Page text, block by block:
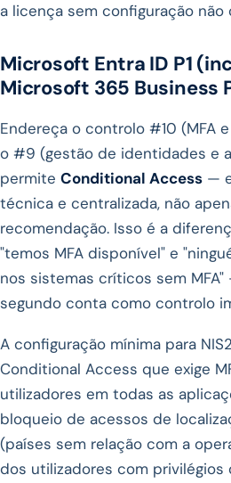
a licença sem configuração
Microsoft Entra ID P1
Microsoft 365 Business
Endereça o controlo #10 (MFA
o #9 (gestão de identidades e
permite Conditional Access —
técnica e centralizada, não
recomendação. Isso é a
"temos MFA disponível" e
nos sistemas críticos sem MFA"
segundo conta como controlo
A configuração mínima para
Conditional Access que exige
utilizadores em todas as
bloqueio de acessos de
(países sem relação com a
dos utilizadores com privilégios